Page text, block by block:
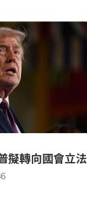
擬轉向國會立法